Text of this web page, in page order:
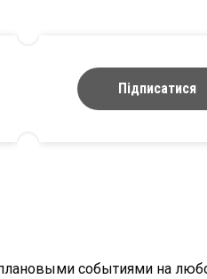
Підписатися
событиями на